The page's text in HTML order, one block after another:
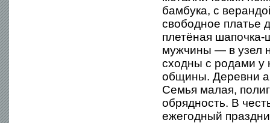
бамбука, с
свободное платье
плетёная
мужчины — в узел
сходны с родами у
общины. Деревни
Семья малая,
обрядность. В
ежегодный